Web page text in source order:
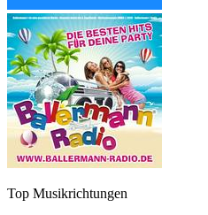
Top Musikrichtungen